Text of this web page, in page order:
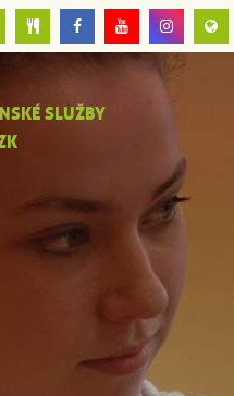
SLUŽBY